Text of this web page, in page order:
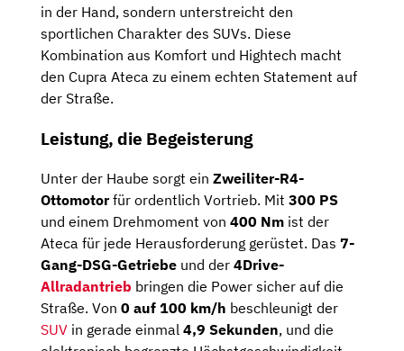
in der Hand, sondern unterstreicht den
sportlichen Charakter des SUVs. Diese
Kombination aus Komfort und Hightech macht
den Cupra Ateca zu einem echten Statement auf
der Straße.
Leistung, die Begeisterung
Unter der Haube sorgt ein Zweiliter-R4-
Ottomotorfür ordentlich Vortrieb. Mit 300 PS
und einem Drehmoment von 400 Nm ist der
Ateca für jede Herausforderung gerüstet. Das 7-
Gang-DSG-Getriebe und der 4Drive-
Allradantrieb bringen die Power sicher auf die
Straße. Von 0 auf 100 km/h beschleunigt der
SUV in gerade einmal 4,9 Sekunden, und die